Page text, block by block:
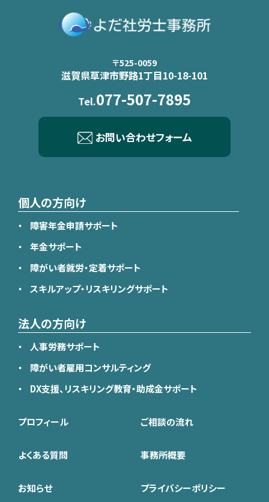
〒525-0059
滋賀県草津市野路1丁目10-18-101
Tel.077-507-7895
お問い合わせフォーム
個人の方向け
障害年金申請サポート
年金サポート
障がい者就労・定着サポート
スキルアップ・リスキリングサポート
法人の方向け
人事労務サポート
障がい者雇用コンサルティング
DX支援、リスキリング教育・助成金サポート
プロフィール ご相談の流れ
よくある質問 事務所概要
お知らせ プライバシーポリシー